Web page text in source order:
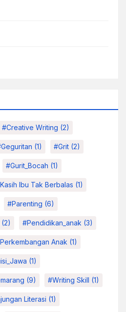
#Creative Writing (2)
(1) #grit (2)
#Gurit_Bocah (1)
Ibu Tak Berbalas (1)
#parenting (6)
(2) #pendidikan_anak (3)
Anak (1)
(1)
(9) #Writing Skill (1)
Literasi (1)